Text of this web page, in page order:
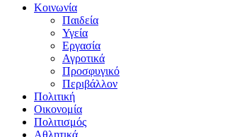
Κοινωνία
Παιδεία
Υγεία
Εργασία
Αγροτικά
Προσφυγικό
Περιβάλλον
Πολιτική
Οικονομία
Πολιτισμός
Αθλητικά